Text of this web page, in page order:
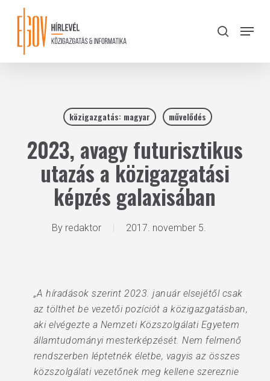
content
search
Menu
közigazgatás: magyar művelődés
2023, avagy futurisztikus
utazás a közigazgatási
képzés galaxisában
By redaktor 2017. november 5.
„A híradások szerint 2023. január elsejétől csak
az tölthet be vezetői pozíciót a közigazgatásban,
aki elvégezte a Nemzeti Közszolgálati Egyetem
államtudományi mesterképzését. Nem felmenő
rendszerben léptetnék életbe, vagyis az összes
közszolgálati vezetőnek meg kellene szereznie
Close